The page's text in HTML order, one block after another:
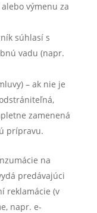
výmenu za
súhlasí s
vadu (napr.
– ak nie je
zamenená
prípravu.
na
predávajúci
reklamácie (v
napr. e-